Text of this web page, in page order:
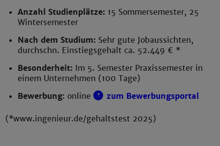
Anzahl Studienplätze: 15 Sommersemester, 25
Wintersemester
Nach dem Studium: Sehr gute Jobaussichten,
durchschn. Einstiegsgehalt ca. 52.449 € *
Besonderheit: Im 5. Semester Praxissemester in
einem Unternehmen (100 Tage)
Bewerbung: online zum Bewerbungsportal
(*www.ingenieur.de/gehaltstest 2025)